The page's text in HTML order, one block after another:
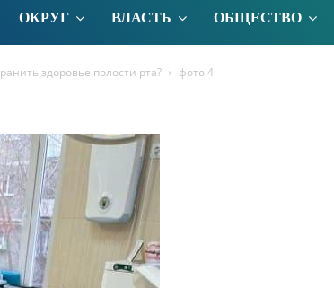
ОКРУГ ВЛАСТЬ ОБЩЕСТВО
здоровье полости рта? фото 4